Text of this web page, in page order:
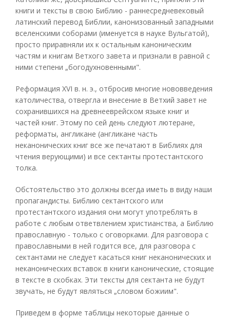
книги и тексты в свою Библию - раннесредневековый
латинский перевод Библии, канонизованный западными
вселенскими соборами (именуется в науке Вульгатой),
просто приравняли их к остальным каноническим
частям и книгам Ветхого завета и признали в равной с
ними степени „богодухновенными".
Реформация XVI в. н. э., отбросив многие нововведения
католичества, отвергла и внесение в Ветхий завет не
сохранившихся на древнееврейском языке книг и
частей книг. Этому по сей день следуют лютеране,
реформаты, англикане (англикане часть
неканонических книг все же печатают в Библиях для
чтения верующими) и все сектанты протестантского
толка.
Обстоятельство это должны всегда иметь в виду наши
пропагандисты. Библию сектантского или
протестантского издания они могут употреблять в
работе с любым ответвлением христианства, а Библию
православную - только с оговорками. Для разговора с
православными в ней годится все, для разговора с
сектантами не следует касаться книг неканонических и
неканонических вставок в книги канонические, стоящие
в тексте в скобках. Эти тексты для сектанта не будут
звучать, не будут являться „словом божиим".
Приведем в форме таблицы некоторые данные о